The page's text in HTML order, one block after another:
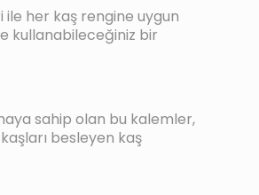
her kaş rengine uygun
kullanabileceğiniz bir
sahip olan bu kalemler,
besleyen kaş